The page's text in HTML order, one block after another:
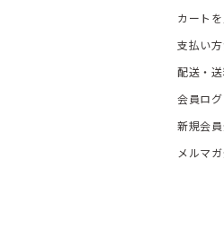
カート
支払い
配送・
会員ロ
新規会
メルマ